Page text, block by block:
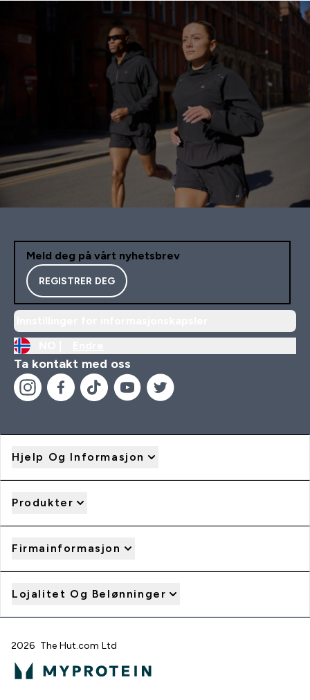
Meld deg på vårt nyhetsbrev
REGISTRER DEG
Ta kontakt med oss
Hjelp Og Informasjon
Produkter
Firmainformasjon
Lojalitet Og Belønninger
2026 The Hut.com Ltd